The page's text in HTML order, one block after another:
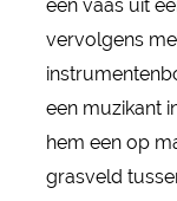
een vaas uit
vervolgens
een muzikant
hem een op
grasveld